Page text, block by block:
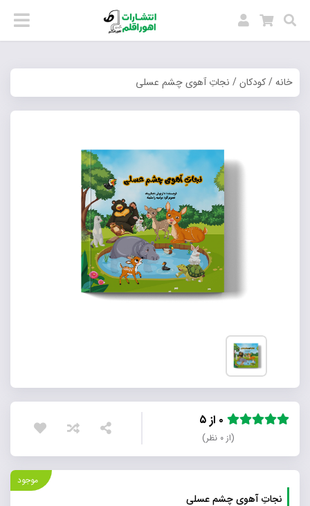
خانه/کودکان/ نجاتِ آهوی چشم عسلی
(از ۰ نظر)
موجود
نجاتِ آهوی چشم عسلی